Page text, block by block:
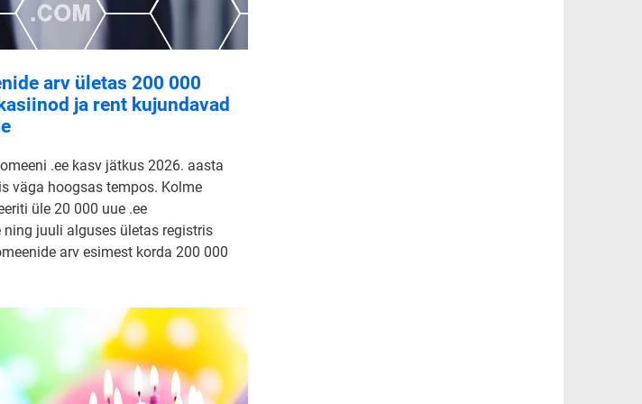
arv ületas 200 000
ja rent kujundavad
.ee kasv jätkus 2026. aasta
väga hoogsas tempos. Kolme
üle 20 000 uue .ee
ning juuli alguses ületas registris
arv esimest korda 200 000